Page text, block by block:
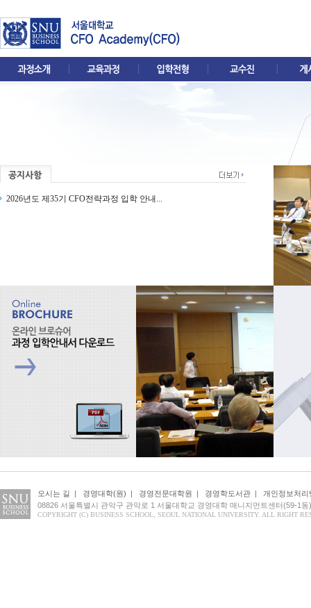
2026년도 제35기 CFO전략과정 입학 안내...
오시는 길 | 경영대학(원) | 경영전문대학원 | 경영학도서관 | 개인정보처리
08826 서울특별시 관악구 관악로 1 서울대학교 경영대학 매니지먼트센터(59-1
COPYRIGHT (C) BUSINESS SCHOOL, SEOUL NATIONAL UNIVERSITY. ALL RIGHT